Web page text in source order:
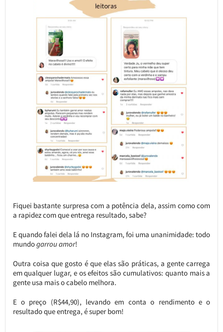
Fiquei bastante surpresa com a potência dela, assim como com
a rapidez com que entrega resultado, sabe?
E quando falei dela lá no Instagram, foi uma unanimidade: todo
mundogarrou amor!
Outra coisa que gosto é que elas são práticas, a gente carrega
em qualquer lugar, e os efeitos são cumulativos: quanto mais a
gente usa mais o cabelo melhora.
E o preço (R$44,90), levando em conta o rendimento e o
resultado que entrega, é super bom!